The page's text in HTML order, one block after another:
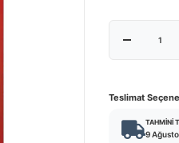
Teslimat
TAHMINI
9